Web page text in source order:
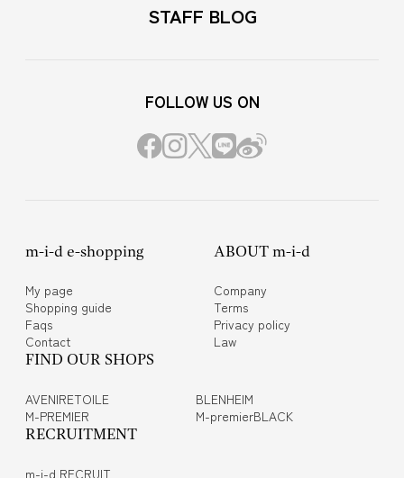
STAFF BLOG
FOLLOW US ON
m-i-d e-shopping
My page
Shopping guide
Faqs
Contact
ABOUT m-i-d
Company
Terms
Privacy policy
Law
FIND OUR SHOPS
AVENIRETOILE
BLENHEIM
M-PREMIER
M-premierBLACK
RECRUITMENT
m-i-d RECRUIT